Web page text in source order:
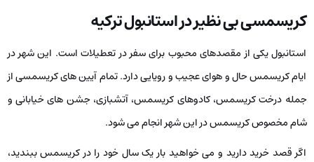
کریسمسی بی نظیر در استانبول ترکیه
استانبول یکی از مقصدهای محبوب برای سفر در تعطیلات است. این شهر در
ایام کریسمس حال و هوای عجیب و رویایی دارد. تمام آیین­ های کریسمسی از
جمله درخت کریسمس، کادوهای کریسمس، آتش­بازی، جشن­ های خیابانی و
شام مخصوص کریسمس در این شهر انجام می ­شود.
اگر قصد خرید دارید و می ­خواهید بار یک سال خود را در کریسمس ببندید،